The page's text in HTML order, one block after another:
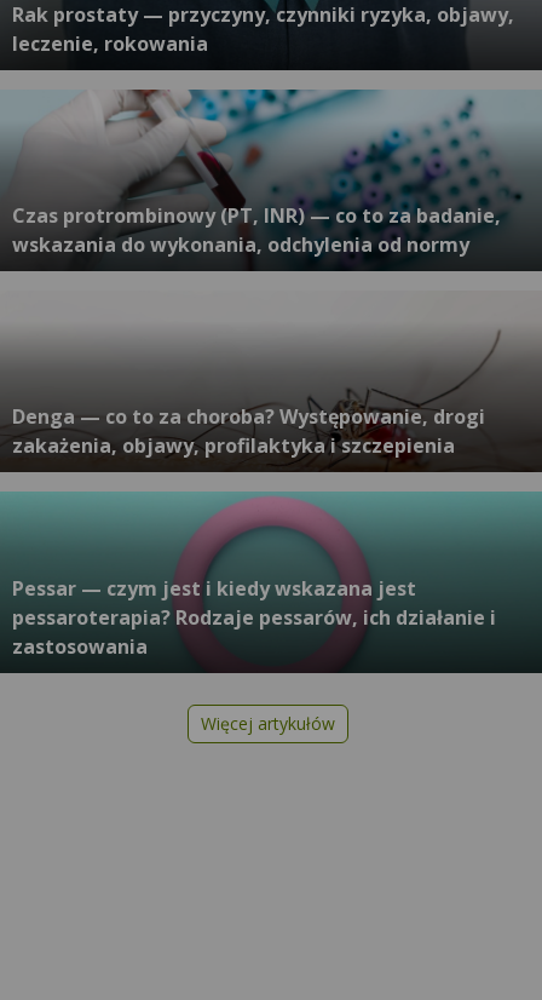
Rak prostaty — przyczyny, czynniki ryzyka, objawy,
leczenie, rokowania
Czas protrombinowy (PT, INR) — co to za badanie,
wskazania do wykonania, odchylenia od normy
Denga — co to za choroba? Występowanie, drogi
zakażenia, objawy, profilaktyka i szczepienia
Pessar — czym jest i kiedy wskazana jest
pessaroterapia? Rodzaje pessarów, ich działanie i
zastosowania
Więcej artykułów